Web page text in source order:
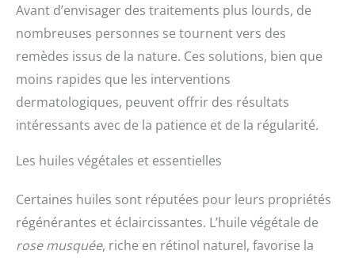
Avant d’envisager des traitements plus lourds, de
nombreuses personnes se tournent vers des
remèdes issus de la nature. Ces solutions, bien que
moins rapides que les interventions
dermatologiques, peuvent offrir des résultats
intéressants avec de la patience et de la régularité.
Les huiles végétales et essentielles
Certaines huiles sont réputées pour leurs propriétés
régénérantes et éclaircissantes. L’huile végétale de
rose musquée, riche en rétinol naturel, favorise la